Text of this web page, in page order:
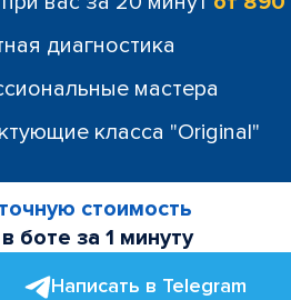
диагностика
мастера
класса "Original"
стоимость
боте за 1 минуту
Написать в Telegram